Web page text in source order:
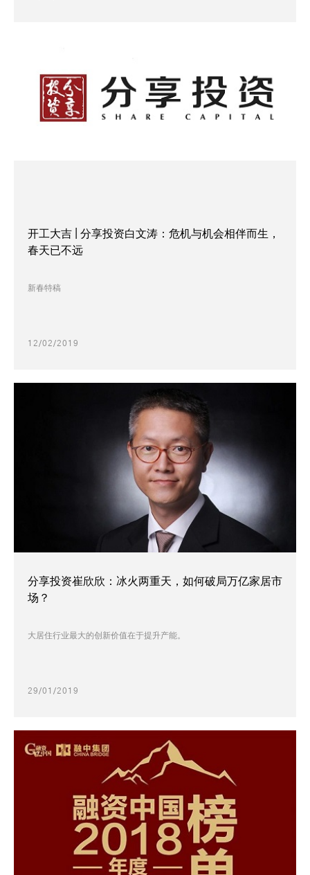
开工大吉 | 分享投资白文涛：危机与机会相伴而生，
春天已不远
新春特稿
12/02/2019
分享投资崔欣欣：冰火两重天，如何破局万亿家居市
场？
大居住行业最大的创新价值在于提升产能。
29/01/2019